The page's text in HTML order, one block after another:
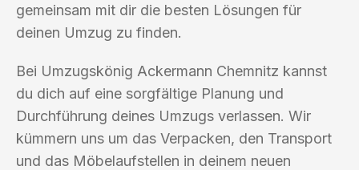
gemeinsam mit dir die besten Lösungen für
deinen Umzug zu finden.
Bei Umzugskönig Ackermann Chemnitz kannst
du dich auf eine sorgfältige Planung und
Durchführung deines Umzugs verlassen. Wir
kümmern uns um das Verpacken, den Transport
und das Möbelaufstellen in deinem neuen